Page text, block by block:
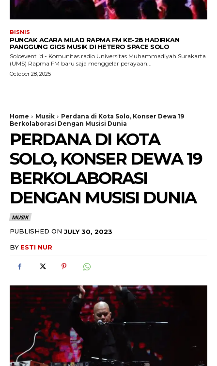
BISNIS
PUNCAK ACARA MILAD RAPMA FM KE-28 HADIRKAN
PANGGUNG GIGS MUSIK DI HETERO SPACE SOLO
Soloevent.id - Komunitas radio Universitas Muhammadiyah Surakarta
(UMS) Rapma FM baru saja menggelar perayaan...
October 28, 2025